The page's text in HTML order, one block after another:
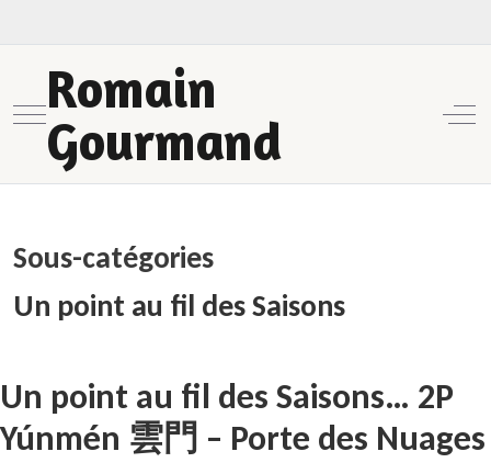
Mobile Menu Toggle
Romain
Gourmand
Off-
Sous-catégories
Un point au fil des Saisons
Un point au fil des Saisons… 2P
Yúnmén 雲門 – Porte des Nuages